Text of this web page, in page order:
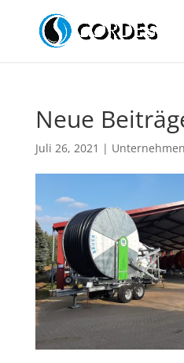
Neue
Juli 26, 2021 | Unternehmen